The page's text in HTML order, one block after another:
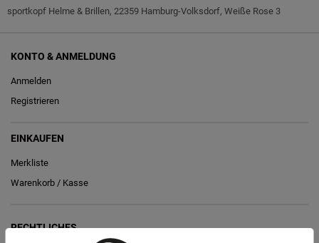
sportkopf Helme & Brillen, 22359 Hamburg-Volksdorf, Weiße Rose 3
KONTO & ANMELDUNG
Anmelden
Registrieren
EINKAUFEN
Merkliste
Warenkorb / Kasse
RECHTLICHES